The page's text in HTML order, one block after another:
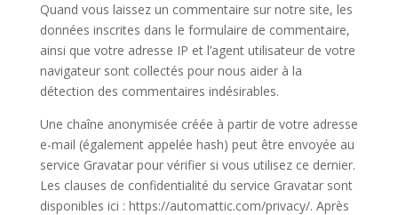
Quand vous laissez un commentaire sur notre site, les
données inscrites dans le formulaire de commentaire,
ainsi que votre adresse IP et l’agent utilisateur de votre
navigateur sont collectés pour nous aider à la
détection des commentaires indésirables.
Une chaîne anonymisée créée à partir de votre adresse
e-mail (également appelée hash) peut être envoyée au
service Gravatar pour vérifier si vous utilisez ce dernier.
Les clauses de confidentialité du service Gravatar sont
disponibles ici : https://automattic.com/privacy/. Après